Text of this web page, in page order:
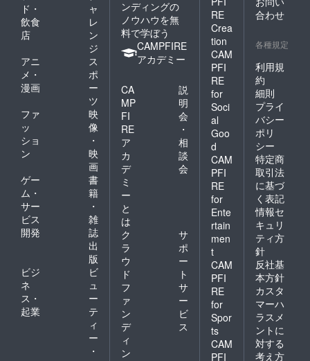
レン
ジ」を
くださ
レー
ム・レ
年間保
数が合
わな
かった
場合、
お届け
から
１ヶ月
以内の
レンズ
度数交
換 初回
無償 [ご
注意] ※
製造状
況によ
り出荷
時期が
遅れる
場合、
早急に
ご連絡
致しま
す。 ※
初期不
良以外
に関す
る返
ド・
飲食
店
ャ
レ
ン
ジ
アニ
メ・
漫画
ス
ポ
ー
ツ
ファ
ッ
ショ
ン
映
像
・
映
画
ゲー
ム・
サー
ビス
開発
書
籍
・
雑
誌
出
版
ビジ
ネ
ス・
起業
ビ
ュ
ー
テ
ィ
ー
・
ンディングの
ノウハウを無
料で学ぼう
CAMPFIRE
アカデミー
CA
MP
FI
RE
ア
カ
デ
ミ
ー
と
は
説
明
会
・
相
談
会
ク
ラ
ウ
ド
フ
ァ
ン
デ
ィ
ン
サ
ポ
ー
ト
サ
ー
ビ
ス
RE
Crea
tion
CAM
PFI
RE
for
Soci
al
Goo
d
CAM
PFI
RE
for
Ente
rtain
men
t
CAM
PFI
RE
for
Spor
ts
CAM
PFI
合わせ
各種規定
利用規
約
細則
プライ
バシー
ポリ
シー
特定商
取引法
に基づ
く表記
情報セ
キュリ
ティ方
針
反社基
本方針
カスタ
マーハ
ラスメ
ントに
対する
考え方